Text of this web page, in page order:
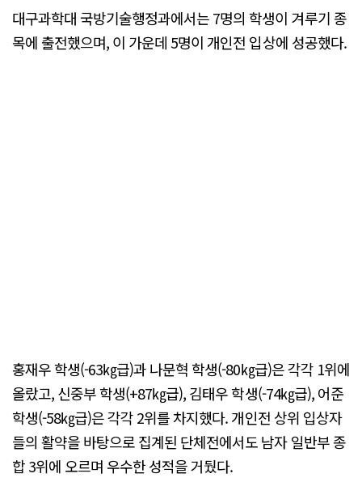
대구과학대 국방기술행정과에서는 7명의 학생이 겨루기 종
목에 출전했으며, 이 가운데 5명이 개인전 입상에 성공했다.
홍재우 학생(-63㎏급)과 나문혁 학생(-80㎏급)은 각각 1위에
올랐고, 신중부 학생(+87㎏급), 김태우 학생(-74㎏급), 어준
학생(-58㎏급)은 각각 2위를 차지했다. 개인전 상위 입상자
들의 활약을 바탕으로 집계된 단체전에서도 남자 일반부 종
합 3위에 오르며 우수한 성적을 거뒀다.